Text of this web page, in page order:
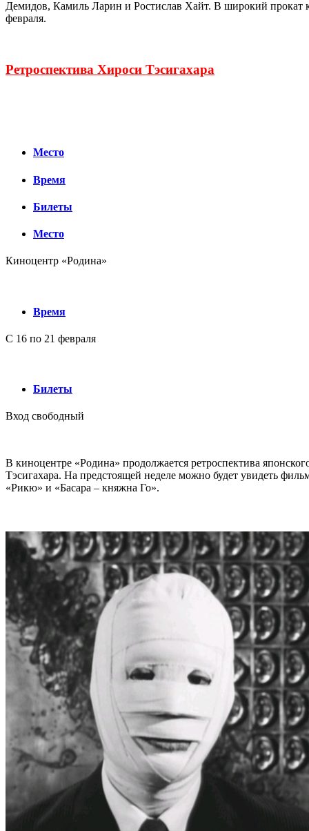
Демидов, Камиль Ларин и Ростислав Хайт. В широкий прокат
февраля.
Ретроспектива Хироси Тэсигахара
Место
Время
Билеты
Место
Киноцентр «Родина»
Время
С 16 по 21 февраля
Билеты
Вход свободный
В киноцентре «Родина» продолжается ретроспектива
Тэсигахара. На предстоящей неделе можно будет увидеть
«Рикю» и «Басара – княжна Го».